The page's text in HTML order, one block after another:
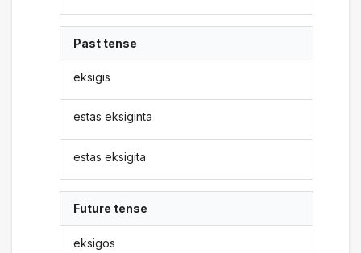
Past tense
eksigis
estas eksiginta
estas eksigita
Future tense
eksigos